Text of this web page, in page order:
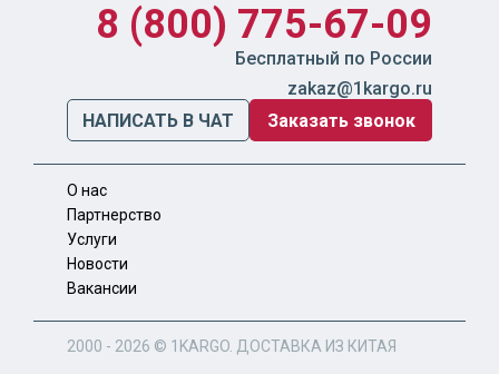
8 (800) 775-67-09
Бесплатный по России
zakaz@1kargo.ru
НАПИСАТЬ В ЧАТ
Заказать звонок
О нас
Партнерство
Услуги
Новости
Вакансии
2000 - 2026 © 1KARGO . ДОСТАВКА ИЗ КИТАЯ